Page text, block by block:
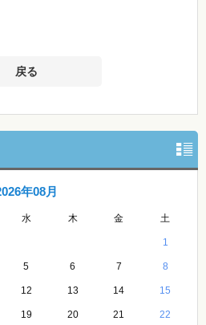
戻る
年08月
水 木 金 土
1
5 6 7 8
12 13 14 15
19 20 21 22